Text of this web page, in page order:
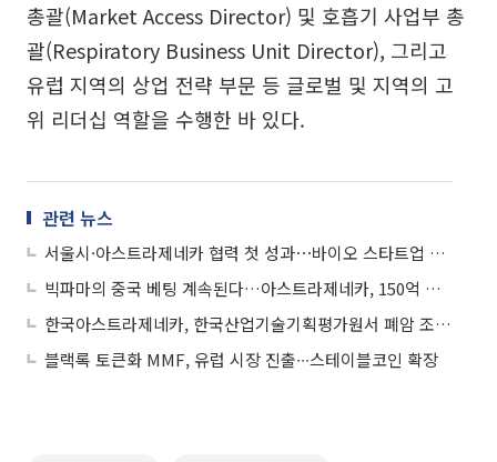
총괄(Market Access Director) 및 호흡기 사업부 총
괄(Respiratory Business Unit Director), 그리고
유럽 지역의 상업 전략 부문 등 글로벌 및 지역의 고
위 리더십 역할을 수행한 바 있다.
관련 뉴스
서울시·아스트라제네카 협력 첫 성과⋯바이오 스타트업 2곳 글로벌 진출 지원
빅파마의 중국 베팅 계속된다…아스트라제네카, 150억 달러 투자
한국아스트라제네카, 한국산업기술기획평가원서 폐암 조기 검진 독려 강연
블랙록 토큰화 MMF, 유럽 시장 진출∙∙∙스테이블코인 확장